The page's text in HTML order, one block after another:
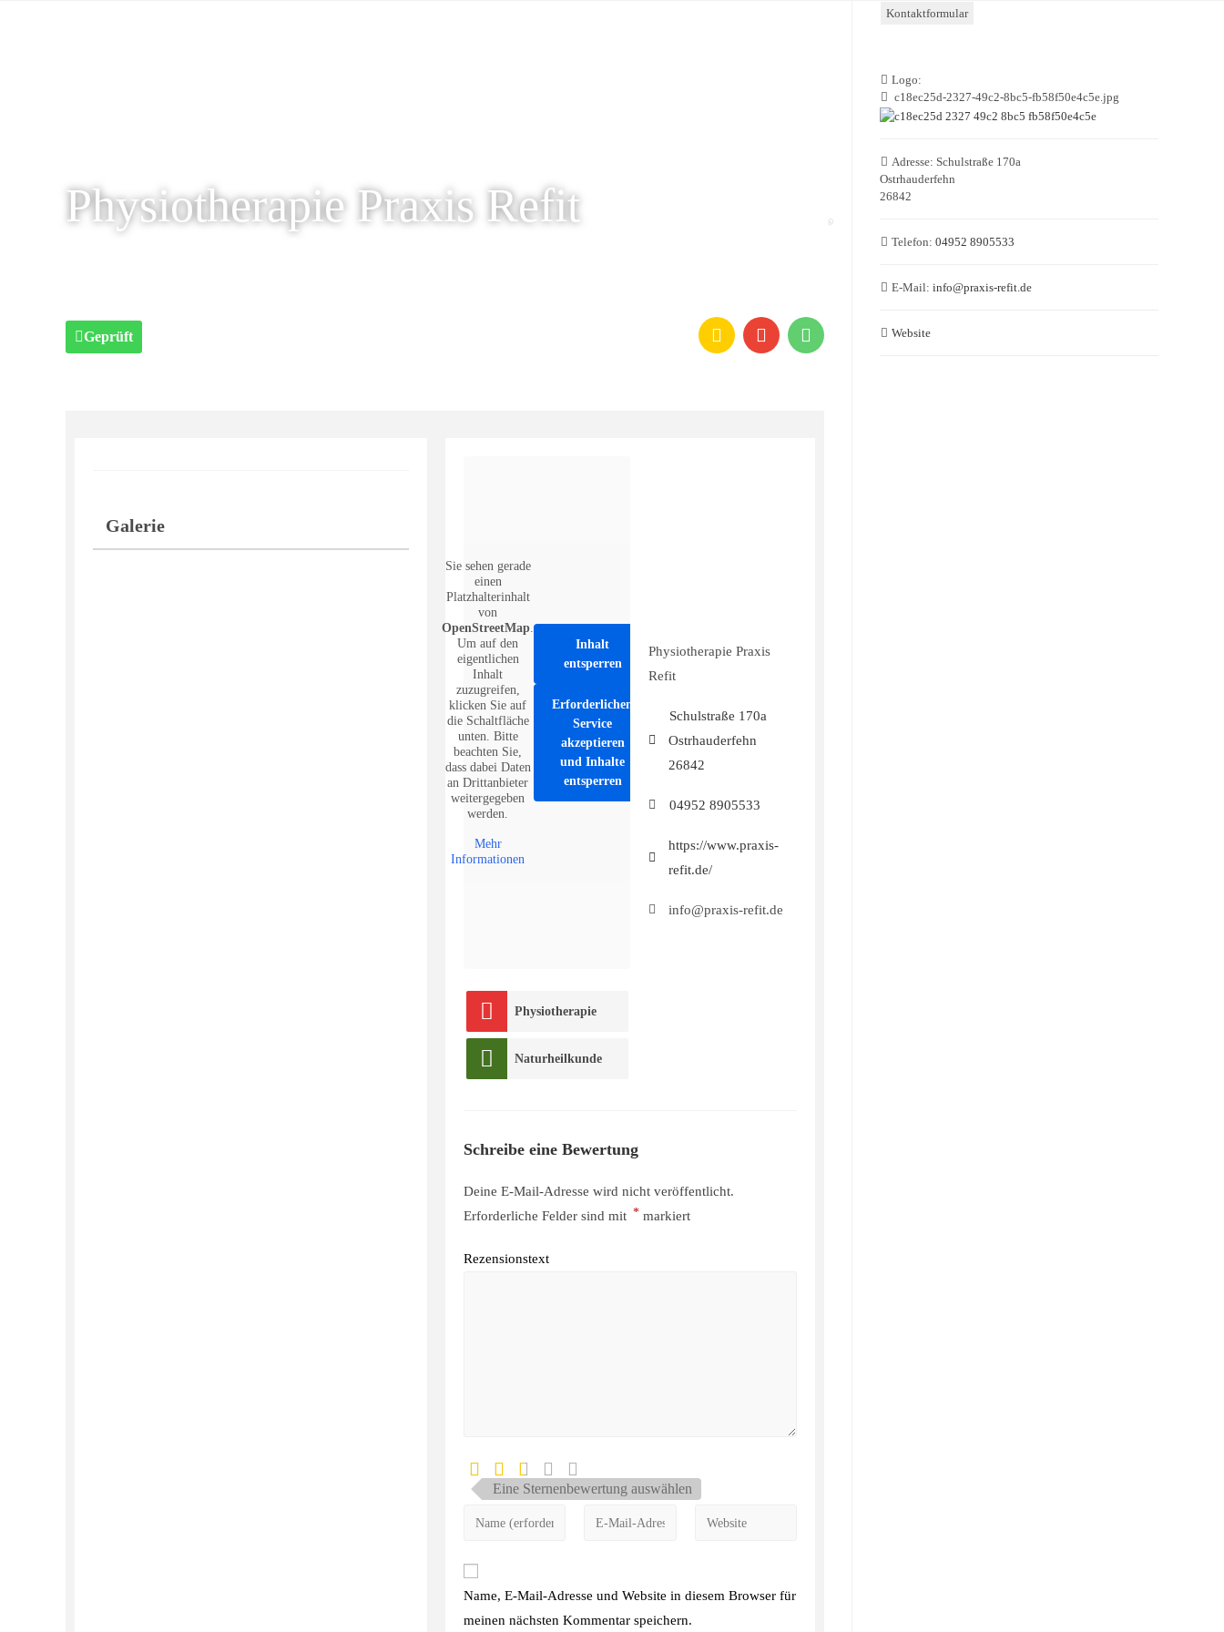
Physiotherapie Praxis Refit
Geprüft
Galerie
Sie sehen gerade
einen
Platzhalterinhalt
von
OpenStreetMap.
Um auf den
eigentlichen
Inhalt
zuzugreifen,
klicken Sie auf
die Schaltfläche
unten. Bitte
beachten Sie,
dass dabei Daten
an Drittanbieter
weitergegeben
werden.
Mehr
Informationen
Inhalt
entsperren
Erforderlichen
Service
akzeptieren
und Inhalte
entsperren
Physiotherapie Praxis
Refit
Schulstraße 170a
Ostrhauderfehn
26842
04952 8905533
https://www.praxis-
refit.de/
info@praxis-refit.de
Physiotherapie
Naturheilkunde
Schreibe eine Bewertung
Deine E-Mail-Adresse wird nicht veröffentlicht.
Erforderliche Felder sind mit *markiert
Rezensionstext
Eine Sternenbewertung auswählen
Name, E-Mail-Adresse und Website in diesem Browser für
meinen nächsten Kommentar speichern.
Kontaktformular
Logo:
c18ec25d-2327-49c2-8bc5-fb58f50e4c5e.jpg
Adresse: Schulstraße 170a
Ostrhauderfehn
26842
Telefon: 04952 8905533
E-Mail: info@praxis-refit.de
Website